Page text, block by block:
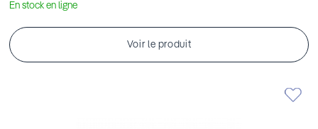
En stock en ligne
Voir le produit